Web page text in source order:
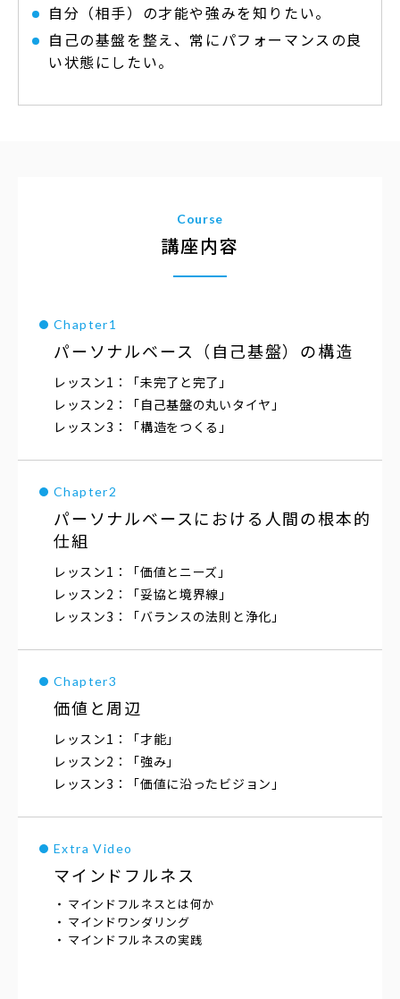
自分（相手）の才能や強みを知りたい。
自己の基盤を整え、常にパフォーマンスの良
い状態にしたい。
Course
講座内容
パーソナルベース （自己基盤）の構造
「未完了と完了」
「自己基盤の丸いタイヤ」
「構造をつくる」
パーソナルベースにおける 人間の根本的
仕組
「価値とニーズ」
「妥協と境界線」
「バランスの法則と浄化」
価値と周辺
「才能」
「強み」
「価値に沿ったビジョン」
マインドフルネス
マインドフルネスとは何か
マインドワンダリング
マインドフルネスの実践